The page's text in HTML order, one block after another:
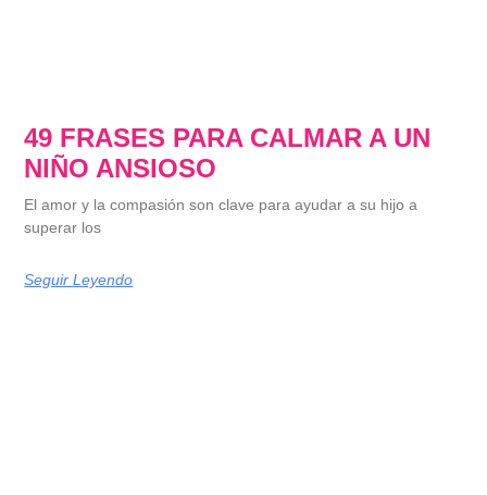
49 FRASES PARA CALMAR A UN
NIÑO ANSIOSO
El amor y la compasión son clave para ayudar a su hijo a
superar los
Seguir Leyendo